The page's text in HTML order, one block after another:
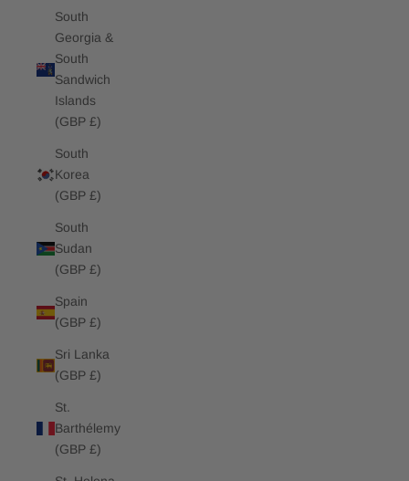
South
Georgia &
South
Sandwich
Islands
(GBP £)
South
Korea
(GBP £)
South
Sudan
(GBP £)
Spain
(GBP £)
Sri Lanka
(GBP £)
St.
Barthélemy
(GBP £)